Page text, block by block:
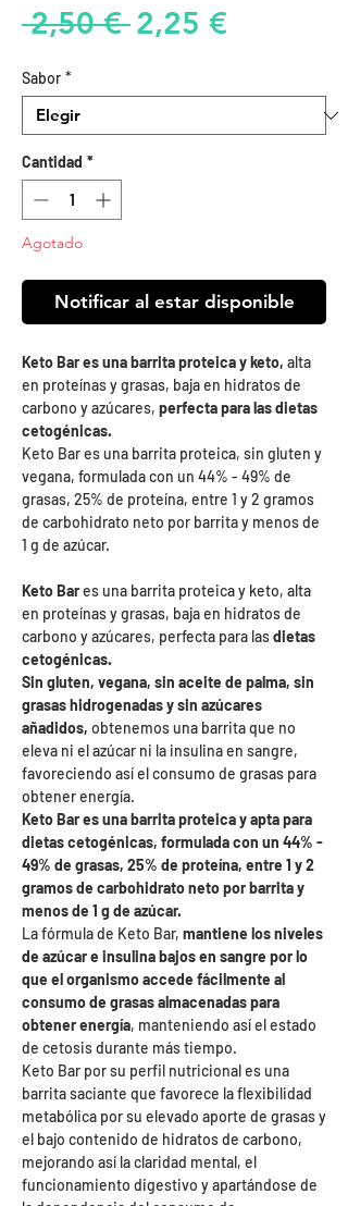
2,50 € Precio
2,25 €Precio
oferta
Sabor *
Cantidad *
Agotado
Notificar al estar disponible
Keto Bar es una barrita proteica y keto, alta
en proteínas y grasas, baja en hidratos de
carbono y azúcares, perfecta para las dietas
cetogénicas.
Keto Bar es una barrita proteica, sin gluten y
vegana, formulada con un 44% - 49% de
grasas, 25% de proteína, entre 1 y 2 gramos
de carbohidrato neto por barrita y menos de
1 g de azúcar.
Keto Bares una barrita proteica y keto, alta
en proteínas y grasas, baja en hidratos de
carbono y azúcares, perfecta para lasdietas
cetogénicas.
Sin gluten, vegana, sin aceite de palma, sin
grasas hidrogenadas y sin azúcares
añadidos, obtenemos una barrita que no
eleva ni el azúcar ni la insulina en sangre,
favoreciendo así el consumo de grasas para
obtener energía.
Keto Bar es una barrita proteica y apta para
dietas cetogénicas, formulada con un 44% -
49% de grasas, 25% de proteína, entre 1 y 2
gramos de carbohidrato neto por barrita y
menos de 1 g de azúcar.
La fórmula de Keto Bar, mantiene los niveles
de azúcar e insulina bajos en sangre por lo
que el organismo accede fácilmente al
consumo de grasas almacenadas para
obtener energía, manteniendo así el estado
de cetosis durante más tiempo.
Keto Bar por su perfil nutricional es una
barrita saciante que favorece la flexibilidad
metabólica por su elevado aporte de grasas y
el bajo contenido de hidratos de carbono,
mejorando así la claridad mental, el
funcionamiento digestivo y apartándose de